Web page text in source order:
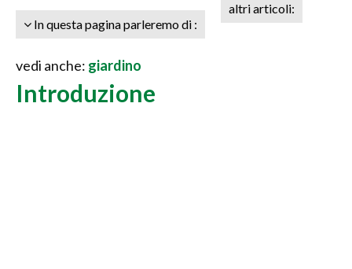
In questa pagina parleremo di :
altri articoli:
vedi anche: giardino
Introduzione